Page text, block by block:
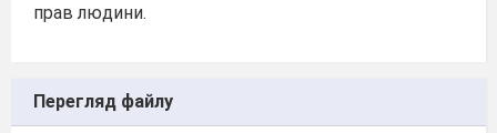
прав людини.
Перегляд файлу